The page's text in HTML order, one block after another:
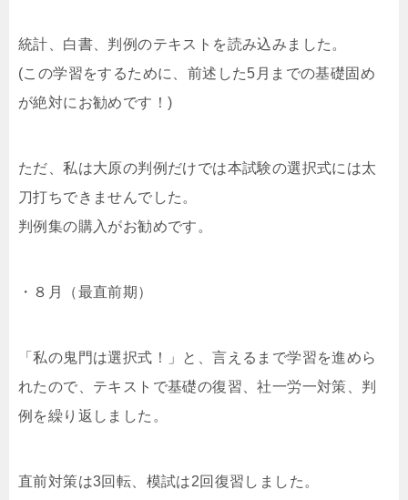
統計、白書、判例のテキストを読み込みました。
(この学習をするために、前述した5月までの基礎固め
が絶対にお勧めです！)
ただ、私は大原の判例だけでは本試験の選択式には太
刀打ちできませんでした。
判例集の購入がお勧めです。
・８月（最直前期）
「私の鬼門は選択式！」と、言えるまで学習を進めら
れたので、テキストで基礎の復習、社一労一対策、判
例を繰り返しました。
直前対策は3回転、模試は2回復習しました。